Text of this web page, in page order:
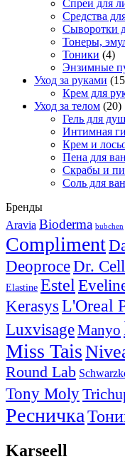
Спреи для
Средства
Сыворотки
Тонеры,
Тоники (4)
Энзимные
Уход за руками
Крем для
Уход за телом (20)
Гель для
Интимная
Крем и
Пена для
Скрабы и
Соль для
Бренды
Aravia Bioderma bubchen
Compliment
DeoproceDr.
Elastine Estel
Kerasys L'Oreal
LuxvisageManyo
Miss Tais
Round Lab
Tony Moly
Ресничка
Karseell